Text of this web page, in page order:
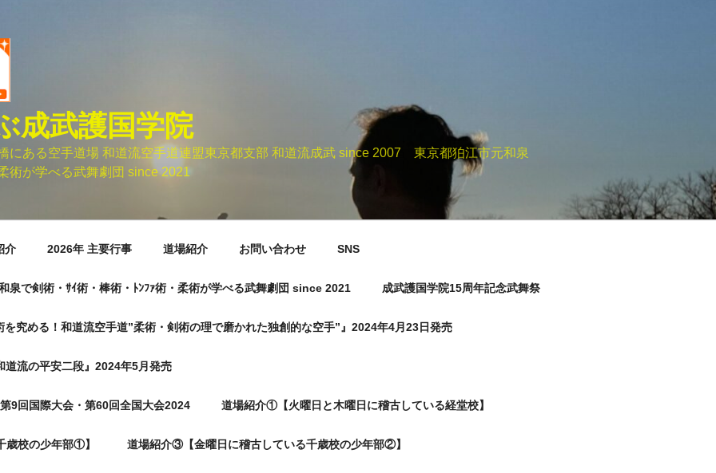
成武護国学院
にある空手道場 和道流空手道連盟東京都支部 和道流成武 since 2007 東京都狛江市元和泉
術が学べる武舞劇団 since 2021
介 2026年 主要行事 道場紹介 お問い合わせ SNS
で剣術・ｻｲ術・棒術・ﾄﾝﾌｧ術・柔術が学べる武舞劇団 since 2021 成武護国学院15周年記念武舞祭
究める！和道流空手道”柔術・剣術の理で磨かれた独創的な空手”』2024年4月23日発売
流の平安二段』2024年5月発売
9回国際大会・第60回全国大会2024 道場紹介①【火曜日と木曜日に稽古している経堂校】
校の少年部①】 道場紹介③【金曜日に稽古している千歳校の少年部②】